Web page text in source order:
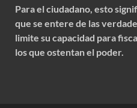
Para el ciudadano, esto
que se entere de las
limite su capacidad para
los que ostentan el poder.